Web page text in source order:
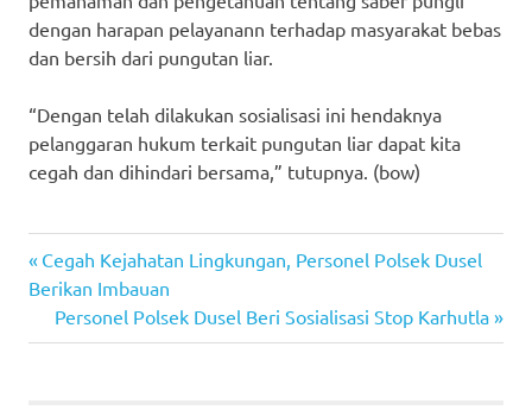
dengan harapan pelayanann terhadap masyarakat bebas
dan bersih dari pungutan liar.
“Dengan telah dilakukan sosialisasi ini hendaknya
pelanggaran hukum terkait pungutan liar dapat kita
cegah dan dihindari bersama,” tutupnya. (bow)
Post
navigation
Previous
Post:
Cegah Kejahatan Lingkungan, Personel Polsek Dusel
Berikan Imbauan
Next
Post:
Personel Polsek Dusel Beri Sosialisasi Stop Karhutla